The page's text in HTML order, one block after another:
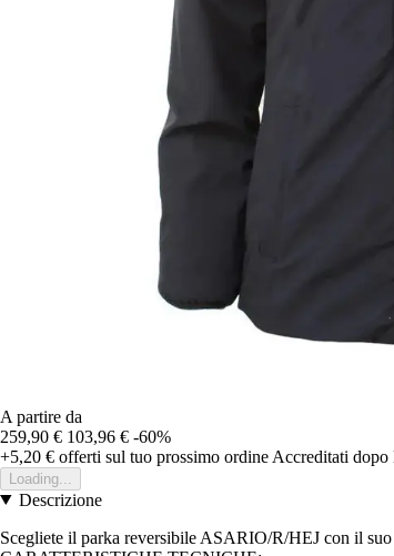
A partire da
259,90 € 103,96 € -60%
+5,20 € offerti sul tuo prossimo ordine Accreditati dopo
Loading...
Descrizione
Scegliete il parka reversibile ASARIO/R/HEJ con il